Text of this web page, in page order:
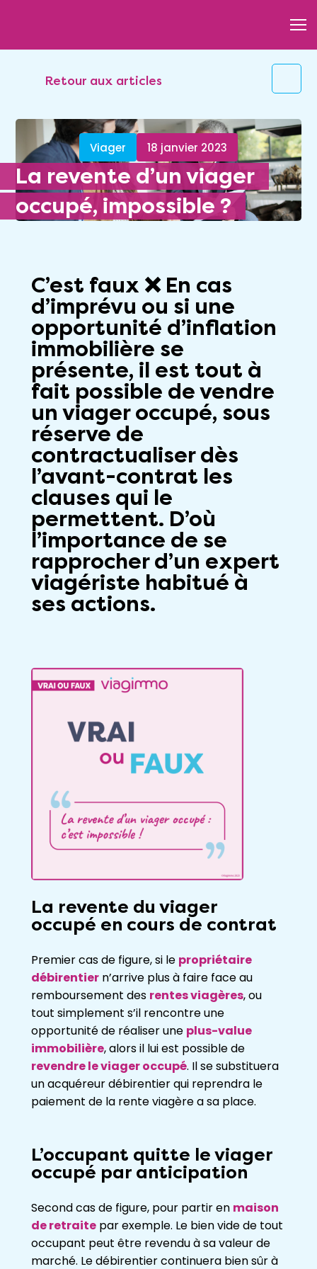
Retour aux articles
Viager 18 janvier 2023
La revente d’un viager
occupé, impossible ?
C’est faux ❌ En cas
d’imprévu ou si une
opportunité d’inflation
immobilière se
présente, il est tout à
fait possible de vendre
un viager occupé, sous
réserve de
contractualiser dès
l’avant-contrat les
clauses qui le
permettent. D’où
l’importance de se
rapprocher d’un expert
viagériste habitué à
ses actions.
La revente du viager
occupé en cours de contrat
Premier cas de figure, si le propriétaire
débirentier n’arrive plus à faire face au
remboursement des rentes viagères, ou
tout simplement s’il rencontre une
opportunité de réaliser une plus-value
immobilière, alors il lui est possible de
revendre le viager occupé. Il se substituera
un acquéreur débirentier qui reprendra le
paiement de la rente viagère a sa place.
L’occupant quitte le viager
occupé par anticipation
Second cas de figure, pour partir en maison
de retraite par exemple. Le bien vide de tout
occupant peut être revendu à sa valeur de
marché. Le débirentier continuera bien sûr à